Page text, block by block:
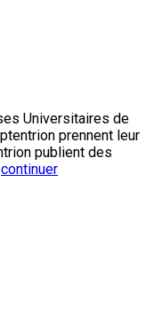
Universitaires de
prennent leur
publient des
continuer